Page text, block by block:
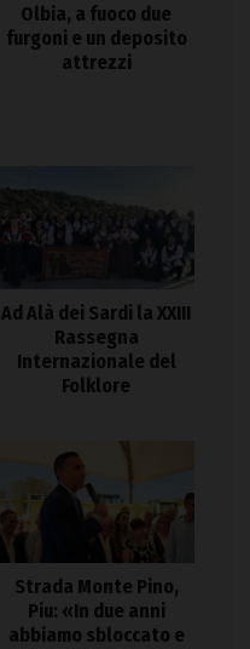
Olbia, a fuoco due
furgoni e un deposito
attrezzi
Ad Alà dei Sardi la XXIII
Rassegna
Internazionale del
Folklore
Strada Monte Pino,
Piu: «In due anni
abbiamo sbloccato e